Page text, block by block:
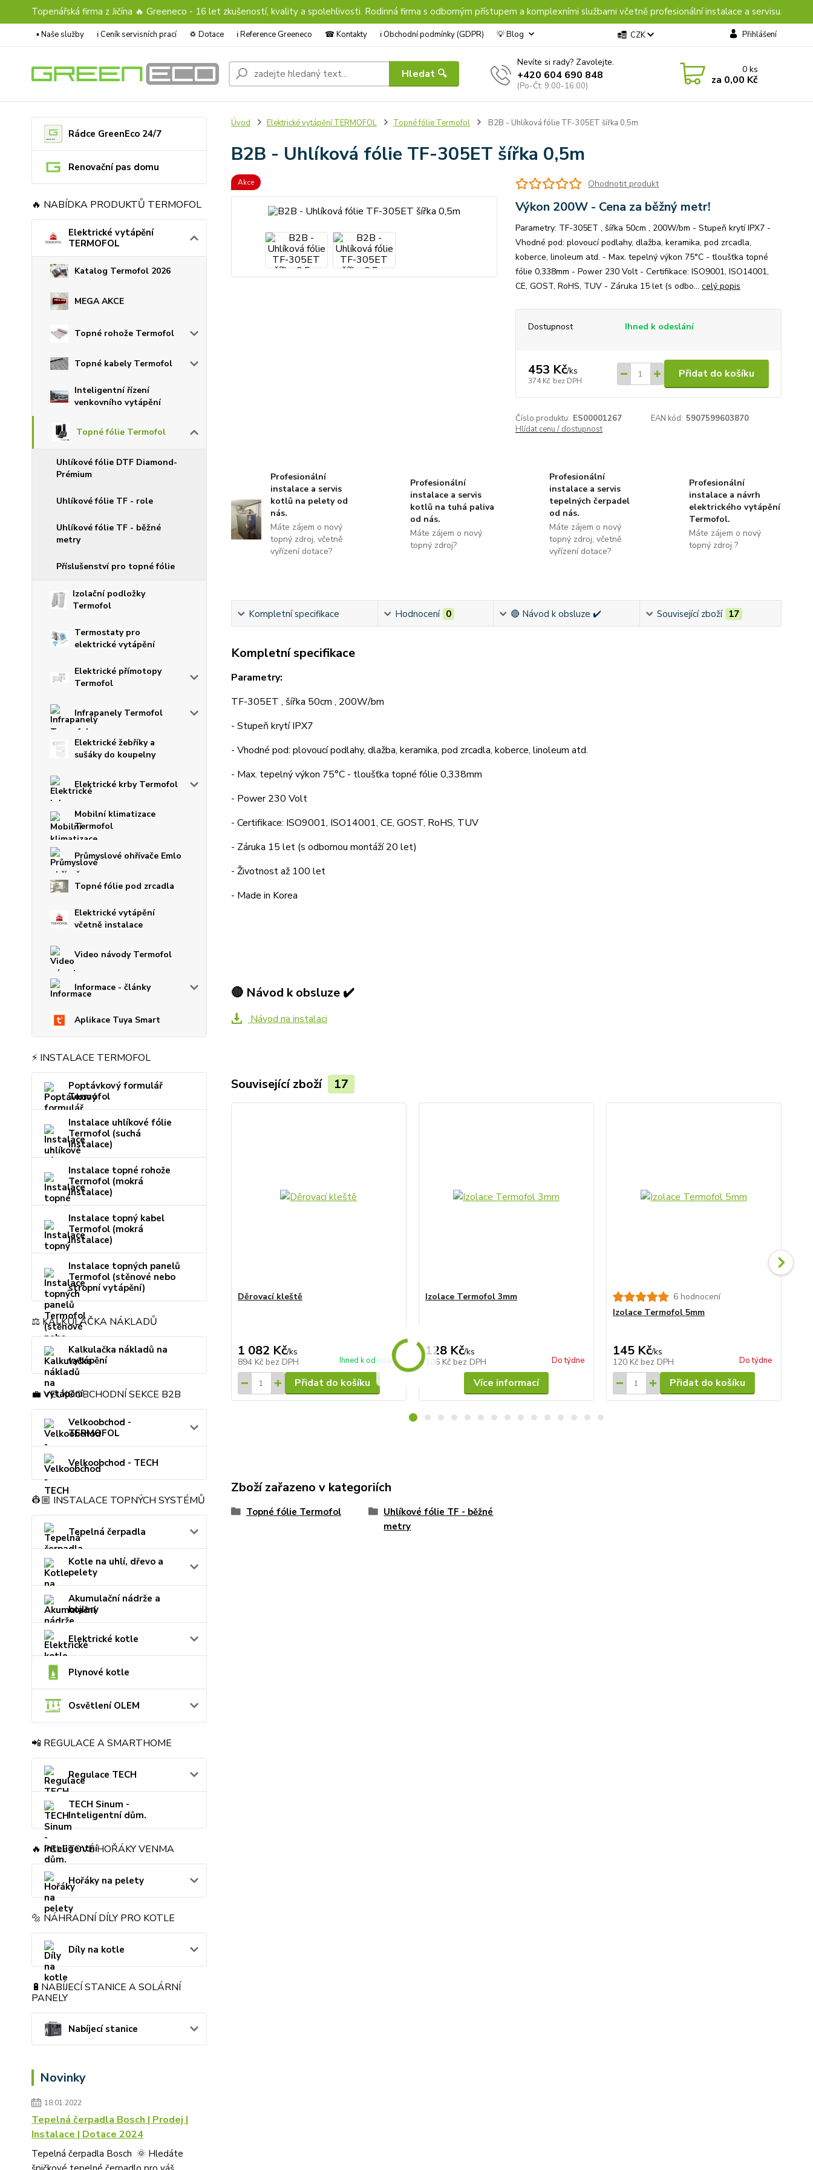
Topenářská firma z Jičína 🔥 Greeneco - 16 let zkušeností, kvality a spolehlivosti. Rodinná firma s odborným přístupem a komplexními službami včetně profesionální instalace a servisu.
▪️ Naše služby ℹ︎ Ceník servisních prací ♽ Dotace ℹ︎ Reference Greeneco ☎︎ Kontakty ℹ︎ Obchodní podmínky (GDPR) 💡 Blog CZK Přihlášení
Hledat 🔍
Nevíte si rady? Zavolejte.
+420 604 690 848
(Po-Čt: 9:00-16:00)
0ks
za 0,00 Kč
Rádce GreenEco 24/7
Renovační pas domu
🔥 NABÍDKA PRODUKTŮ TERMOFOL
Elektrické vytápění
TERMOFOL
Katalog Termofol 2026
MEGA AKCE
Topné rohože Termofol
Topné kabely Termofol
Inteligentní řízení
venkovního vytápění
Topné fólie Termofol
Uhlíkové fólie DTF Diamond-
Prémium
Uhlíkové fólie TF - role
Uhlíkové fólie TF - běžné
metry
Příslušenství pro topné fólie
Izolační podložky
Termofol
Termostaty pro
elektrické vytápění
Elektrické přímotopy
Termofol
Infrapanely Termofol
Elektrické žebříky a
sušáky do koupelny
Elektrické krby Termofol
Mobilní klimatizace
Termofol
Průmyslové ohřívače Emlo
Topné fólie pod zrcadla
Elektrické vytápění
včetně instalace
Video návody Termofol
Informace - články
Aplikace Tuya Smart
⚡ INSTALACE TERMOFOL
Poptávkový formulář
Termofol
Instalace uhlíkové fólie
Termofol (suchá
instalace)
Instalace topné rohože
Termofol (mokrá
instalace)
Instalace topný kabel
Termofol (mokrá
instalace)
Instalace topných panelů
Termofol (stěnové nebo
stropní vytápění)
⚖️ KALKULAČKA NÁKLADŮ
Kalkulačka nákladů na
vytápění
💼 VELKOOBCHODNÍ SEKCE B2B
Velkoobchod -
TERMOFOL
Velkoobchod - TECH
👷🏼 INSTALACE TOPNÝCH SYSTÉMŮ
Tepelná čerpadla
Kotle na uhlí, dřevo a
pelety
Akumulační nádrže a
bojlery
Elektrické kotle
Plynové kotle
Osvětlení OLEM
📲 REGULACE A SMARTHOME
Regulace TECH
TECH Sinum -
Inteligentní dům.
🔥 PELETOVÉ HOŘÁKY VENMA
Hořáky na pelety
🔩 NÁHRADNÍ DÍLY PRO KOTLE
Díly na kotle
🔋NABÍJECÍ STANICE A SOLÁRNÍ
PANELY
Nabíjecí stanice
Novinky
18.01.2022
Tepelná čerpadla Bosch | Prodej |
Instalace | Dotace 2024
Tepelná čerpadla Bosch 🌞 Hledáte
Úvod Elektrické vytápění TERMOFOL Topné fólie Termofol B2B - Uhlíková fólie TF-305ET šířka 0,5m
B2B - Uhlíková fólie TF-305ET šířka 0,5m
Akce Ohodnotit produkt
Výkon 200W - Cena za běžný metr!
Parametry: TF-305ET , šířka 50cm , 200W/bm - Stupeň krytí IPX7 -
Vhodné pod: plovoucí podlahy, dlažba, keramika, pod zrcadla,
koberce, linoleum atd. - Max. tepelný výkon 75°C - tloušťka topné
fólie 0,338mm - Power 230 Volt - Certifikace: ISO9001, ISO14001,
CE, GOST, RoHS, TUV - Záruka 15 let (s odbo... celý popis
Dostupnost Ihned k odeslání
453 Kč/ks
374 Kč bez DPH
Přidat do košíku
Číslo produktu: ES00001267 EAN kód: 5907599603870
Hlídat cenu / dostupnost
Profesionální
instalace a servis
kotlů na pelety od
nás.
Máte zájem o nový
topný zdroj, včetně
vyřízení dotace?
Profesionální
instalace a servis
kotlů na tuhá paliva
od nás.
Máte zájem o nový
topný zdroj?
Profesionální
instalace a servis
tepelných čerpadel
od nás.
Máte zájem o nový
topný zdroj, včetně
vyřízení dotace?
Profesionální
instalace a návrh
elektrického vytápění
Termofol.
Máte zájem o nový
topný zdroj ?
Kompletní specifikace Hodnocení 0 🔴 Návod k obsluze ✔️ Související zboží 17
Kompletní specifikace
Parametry:
TF-305ET , šířka 50cm , 200W/bm
- Stupeň krytí IPX7
- Vhodné pod: plovoucí podlahy, dlažba, keramika, pod zrcadla, koberce, linoleum atd.
- Max. tepelný výkon 75°C - tloušťka topné fólie 0,338mm
- Power 230 Volt
- Certifikace: ISO9001, ISO14001, CE, GOST, RoHS, TUV
- Záruka 15 let (s odbornou montáží 20 let)
- Životnost až 100 let
- Made in Korea
🔴 Návod k obsluze ✔️
Návod na instalaci
Související zboží 17
Děrovací kleště
1 082 Kč/ks
894 Kč bez DPH Ihned k odeslání
Přidat do košíku
Izolace Termofol 3mm
128 Kč/ks
106 Kč bez DPH Do týdne
Více informací
6 hodnocení
Izolace Termofol 5mm
145 Kč/ks
120 Kč bez DPH Do týdne
Přidat do košíku
Zboží zařazeno v kategoriích
Topné fólie Termofol
Uhlíkové fólie TF - běžné
metry